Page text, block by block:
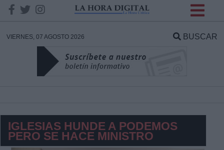
VIERNES, 07 AGOSTO 2026 BUSCAR
IGLESIAS HUNDE A PODEMOS
PERO SE HACE MINISTRO
DATOS
Responsable:
Datos tratados: